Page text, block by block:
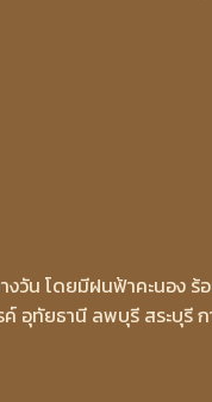
วัน โดยมีฝนฟ้าคะนอง
อุทัยธานี ลพบุรี สระบุรี